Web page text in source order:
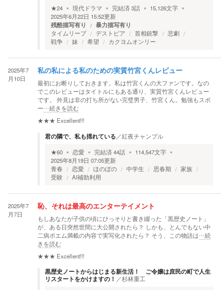
★24 現代ドラマ 完結済3話 15,126文字
2025年6月22日 15:52更新
残酷描写有り 暴力描写有り
タイムリープ デストピア 首相銃撃
悲劇
戦争
妹 希望 カクヨムオンリー
2025年7
月10日
私の私による私のための実質竹宮くんレビュー
最初にお断りしておきます。私は竹宮くんの大ファンです。なの
でこのレビューはタイトルにもある通り、実質竹宮くんレビュー
です。 外見は非の打ち所がない完璧男子、竹宮くん。勉強もスポ
ー…続きを読む
★★★ Excellent!!!
君の隣で、私も揺れている ／紅夜チャンプル
★60 恋愛 完結済44話 114,547文字
2025年8月19日 07:05更新
青春
恋愛 ほのぼの 中学生 思春期
家族
受験
AI補助利用
2025年7
月7日
恥、それは最高のエンターテイメント
もしあなたが子供の頃にひっそりと書き綴った「黒歴史ノート」
が、ある日突然世間に大公開されたら？ しかも、とんでもない中
二病ポエム満載の内容で実写化されたら？ そう、この物語は…続
きを読む
★★★ Excellent!!!
黒歴史ノートからはじまる新生活！ ご令嬢は庶民の町で人生
リスタートをかけますの！ ／杉林重工